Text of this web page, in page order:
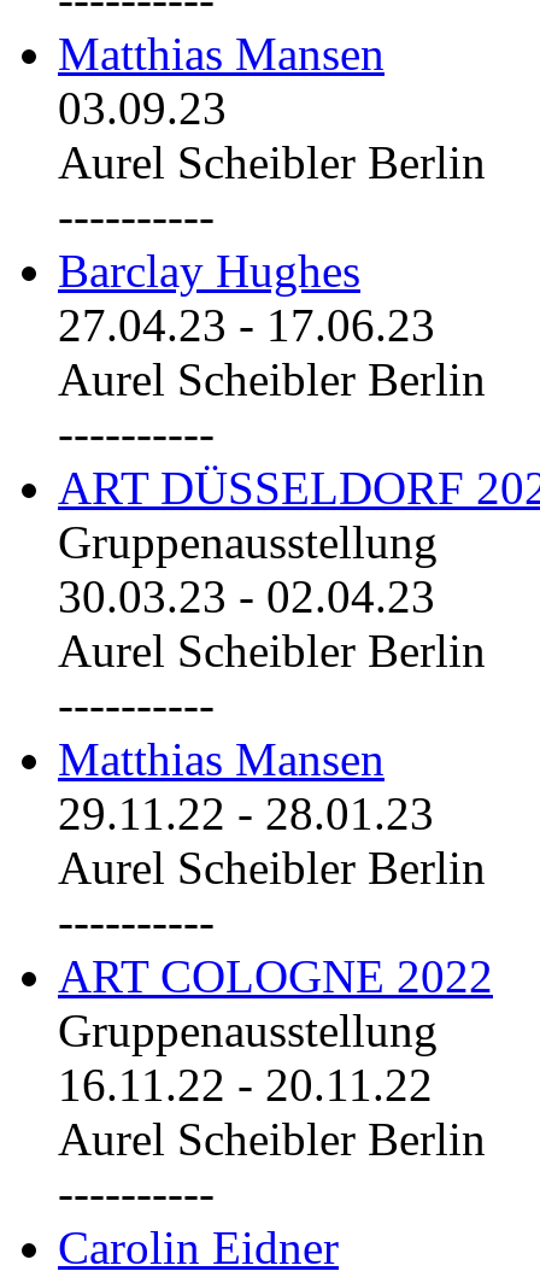
Matthias Mansen
03.09.23
Aurel Scheibler Berlin
----------
Barclay Hughes
27.04.23 - 17.06.23
Aurel Scheibler Berlin
----------
ART DÜSSELDORF
Gruppenausstellung
30.03.23 - 02.04.23
Aurel Scheibler Berlin
----------
Matthias Mansen
29.11.22 - 28.01.23
Aurel Scheibler Berlin
----------
ART COLOGNE 2022
Gruppenausstellung
16.11.22 - 20.11.22
Aurel Scheibler Berlin
----------
Carolin Eidner